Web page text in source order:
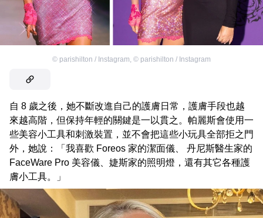
© parishilton / Instagram © parishilton / Instagram
自 8 歲之後，她不斷改進自己的護膚日常，護膚手段也越
來越高階，但保持年輕的關鍵是一以貫之。帕麗斯會使用一
些美容小工具和刺激裝置，並不會把這些小玩具全部拒之門
外，她說：「我喜歡 Foreos 家的潔面儀、 丹尼斯醫生家的
FaceWare Pro 美容儀、婕斯家的照明燈，還有其它各種護
膚小工具。」